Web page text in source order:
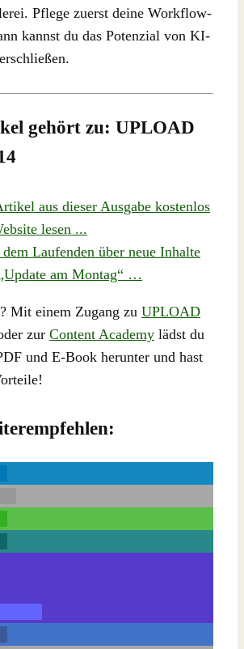
Pflege zuerst deine Workflow-
kannst du das Potenzial von KI-
gehört zu: UPLOAD
aus dieser Ausgabe kostenlos
lesen ...
Laufenden über neue Inhalte
am Montag“ …
Mit einem Zugang zu UPLOAD
zur Content Academy lädst du
und E-Book herunter und hast